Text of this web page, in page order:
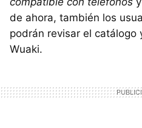
de ahora, también los
podrán revisar el catálogo
Wuaki.